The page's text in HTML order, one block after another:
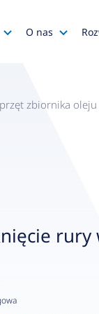
O nas
Kariera
zbiornika oleju
rury